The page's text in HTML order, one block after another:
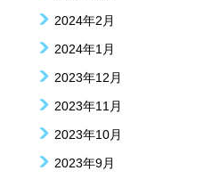
2024年2月
2024年1月
2023年12月
2023年11月
2023年10月
2023年9月